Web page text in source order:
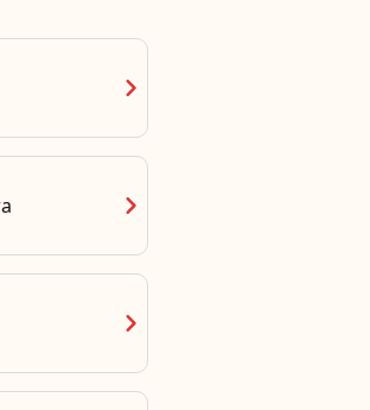
chevron_right
chevron_right
chevron_right